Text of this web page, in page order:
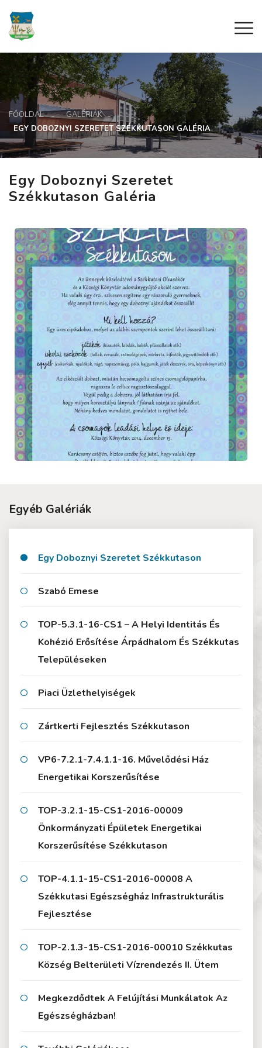
FŐOLDAL
GALÉRIÁK
EGY DOBOZNYI SZERETET SZÉKKUTASON GALÉRIA
Egy Doboznyi Szeretet
Székkutason Galéria
Egyéb Galériák
Egy Doboznyi Szeretet Székkutason
Szabó Emese
TOP-5.3.1-16-CS1 – A Helyi Identitás És
Kohézió Erősítése Árpádhalom És Székkutas
Településeken
Piaci Üzlethelyiségek
Zártkerti Fejlesztés Székkutason
VP6-7.2.1-7.4.1.1-16. Művelődési Ház
Energetikai Korszerűsítése
TOP-3.2.1-15-CS1-2016-00009
Önkormányzati Épületek Energetikai
Korszerűsítése Székkutason
TOP-4.1.1-15-CS1-2016-00008 A
Székkutasi Egészségház Infrastrukturális
Fejlesztése
TOP-2.1.3-15-CS1-2016-00010 Székkutas
Község Belterületi Vízrendezés II. Ütem
Megkezdődtek A Felújítási Munkálatok Az
Egészségházban!